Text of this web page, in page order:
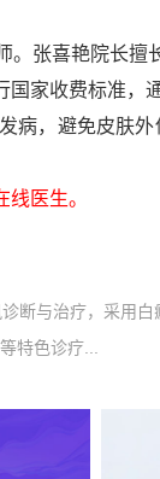
。张喜艳院长擅
家收费标准，
，避免皮肤外
医生。
断与治疗，采用
特色诊疗...